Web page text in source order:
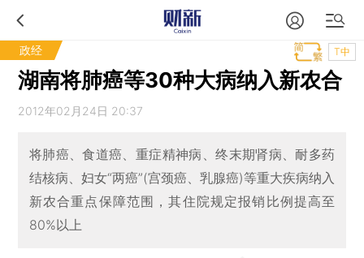
政经 T中
湖南将肺癌等30种大病纳入新农合
2012年02月24日 20:37
将肺癌、食道癌、重症精神病、终末期肾病、耐多药
结核病、妇女“两癌”(宫颈癌、乳腺癌)等重大疾病纳入
新农合重点保障范围，其住院规定报销比例提高至
80%以上